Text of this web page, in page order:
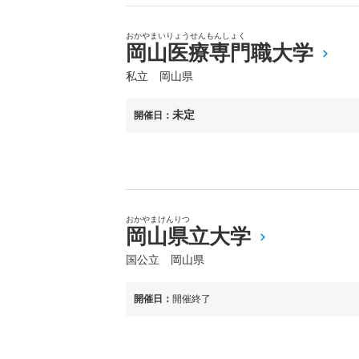
おかやまいりょうせんもんしょく
岡山医療専門職大学
私立 岡山県
開催日： 未定
おかやまけんりつ
岡山県立大学
国公立 岡山県
開催日： 開催終了